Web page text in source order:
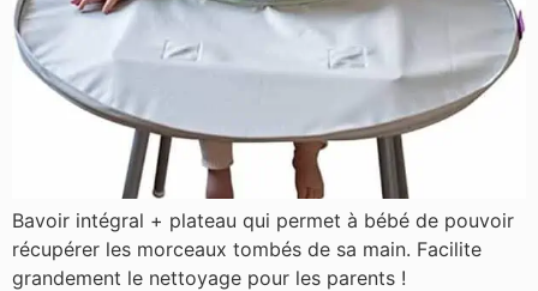
Bavoir intégral + plateau qui permet à bébé de pouvoir
récupérer les morceaux tombés de sa main. Facilite
grandement le nettoyage pour les parents !